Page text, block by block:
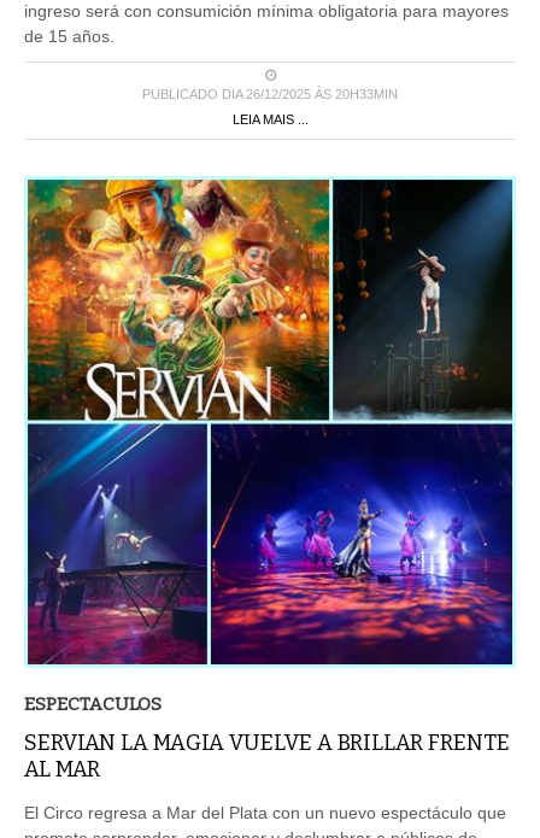
de 15 años.
PUBLICADO DIA 26/12/2025 ÀS 20H33MIN
LEIA MAIS ...
SERVIAN LA MAGIA VUELVE A BRILLAR FRENTE
AL MAR
promete sorprender, emocionar y deslumbrar a públicos de